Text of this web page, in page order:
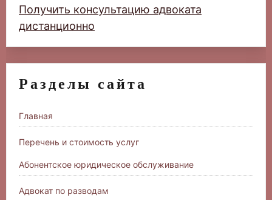
Получить консультацию адвоката
дистанционно
Разделы сайта
Главная
Перечень и стоимость услуг
Абонентское юридическое обслуживание
Адвокат по разводам